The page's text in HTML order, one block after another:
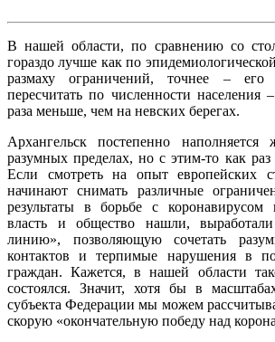
В нашей области, по сравнению со
гораздо лучше как по
размаху ограничений, точнее – его
пересчитать по численности населения
раза меньше, чем на невских берегах.
Архангельск постепенно
разумных пределах, но с этим-то как
Если смотреть на опыт европейских
начинают снимать различные
результаты в борьбе с
власть и общество нашли,
линию», позволяющую сочетать
контактов и терпимые нарушения в
граждан. Кажется, в нашей области
состоялся. Значит, хотя бы в
субъекта Федерации мы можем
скорую «окончательную победу над